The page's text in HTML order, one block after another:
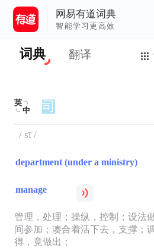
网易有道词典
智能学习更高效
词典 翻译
英
中
/ sī /
department (under a ministry)
manage
管理，处理；操纵，控制；设法
间参加；凑合着活下去，支撑；
得，竟做出；